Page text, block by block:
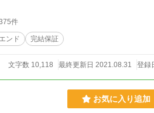
件
ンド 完結保証
文字数 10,118 最終更新日 2021.08.31 登録
お気に入り追加